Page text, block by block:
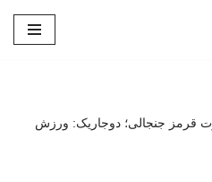
قرمز جنجالی؛ دوجاریک: ورزش